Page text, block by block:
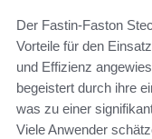
Der Fastin-Faston
Vorteile für den
und Effizienz
begeistert durch ihre
was zu einer
Viele Anwender